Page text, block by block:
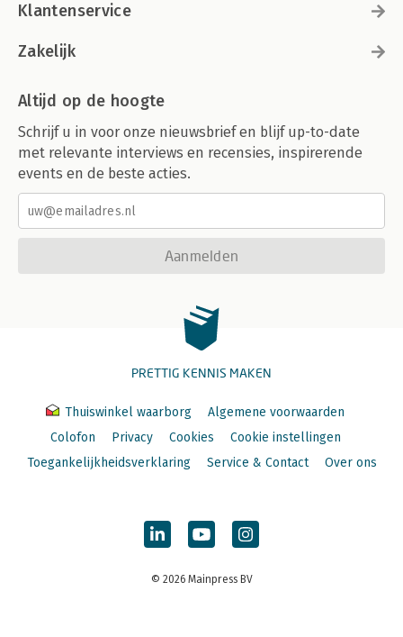
Klantenservice
Zakelijk
Altijd op de hoogte
Schrijf u in voor onze nieuwsbrief en blijf up-to-date
met relevante interviews en recensies, inspirerende
events en de beste acties.
Aanmelden
PRETTIG KENNIS MAKEN
Thuiswinkel waarborg
Algemene voorwaarden
Colofon
Privacy Cookies
Cookie instellingen
Toegankelijkheidsverklaring
Service & Contact Over ons
© 2026 Mainpress BV